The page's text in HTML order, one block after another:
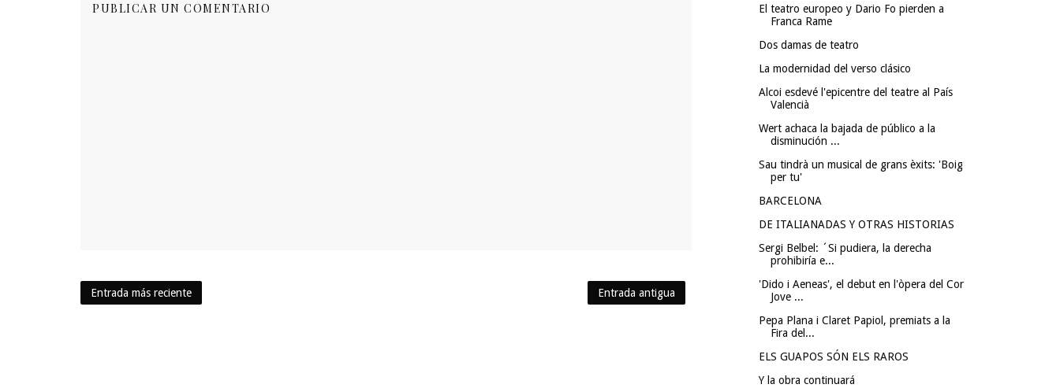
PUBLICAR UN COMENTARIO
Entrada más reciente Entrada antigua
El teatro europeo y Dario Fo pierden a
Franca Rame
Dos damas de teatro
La modernidad del verso clásico
Alcoi esdevé l'epicentre del teatre al País
Valencià
Wert achaca la bajada de público a la
disminución ...
Sau tindrà un musical de grans èxits: 'Boig
per tu'
BARCELONA
DE ITALIANADAS Y OTRAS HISTORIAS
Sergi Belbel: ´Si pudiera, la derecha
prohibiría e...
'Dido i Aeneas', el debut en l'òpera del Cor
Jove ...
Pepa Plana i Claret Papiol, premiats a la
Fira del...
ELS GUAPOS SÓN ELS RAROS
Y la obra continuará